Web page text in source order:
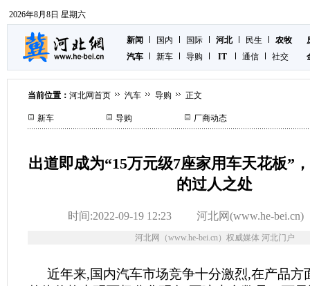
2026年8月8日 星期六
新闻 国内 国际 河北 民生
农牧
汽车
新车 导购 IT 通信 社交
当前位置： 河北网首页 汽车 导购 正文
新车 导购 厂商动态
出道即成为“15万元级7座家用车天花板”
的过人之处
时间:2022-09-19 12:23 河北网(www.he-bei.cn)
河北网（www.he-bei.cn）权威媒体 河北门户
近年来,国内汽车市场竞争十分激烈,在产品方